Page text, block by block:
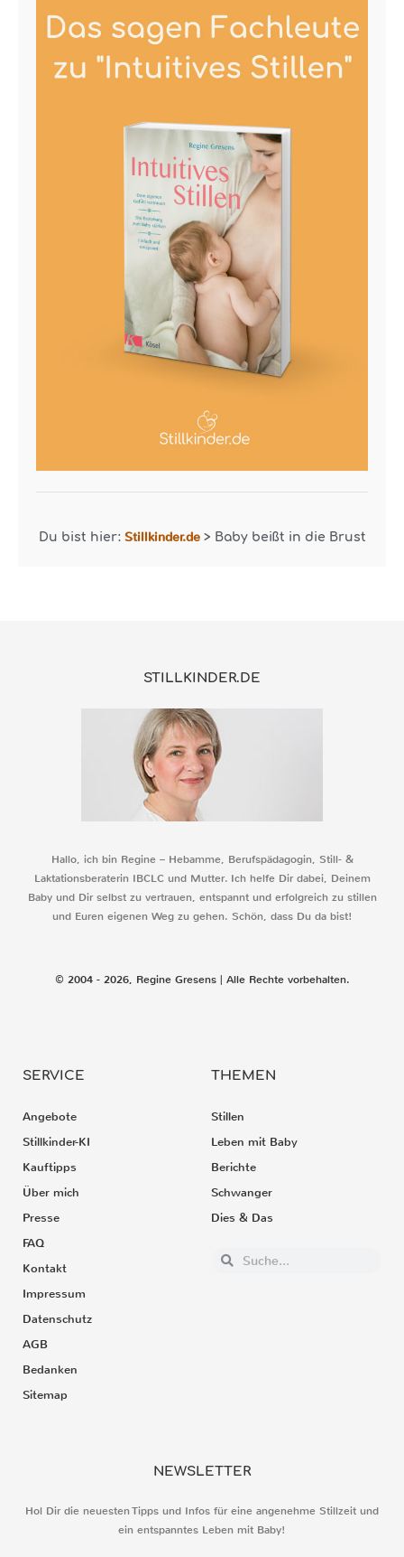
Du bist hier: Stillkinder.de> Baby beißt in die Brust
STILLKINDER.DE
Hallo, ich bin Regine – Hebamme, Berufspädagogin, Still- &
Laktationsberaterin IBCLC und Mutter. Ich helfe Dir dabei, Deinem
Baby und Dir selbst zu vertrauen, entspannt und erfolgreich zu stillen
und Euren eigenen Weg zu gehen. Schön, dass Du da bist!
© 2004 - 2026, Regine Gresens | Alle Rechte vorbehalten.
SERVICE
Angebote
Stillkinder-KI
Kauftipps
Über mich
Presse
FAQ
Kontakt
Impressum
Datenschutz
AGB
Bedanken
Sitemap
THEMEN
Stillen
Leben mit Baby
Berichte
Schwanger
Dies & Das
NEWSLETTER
Hol Dir die neuesten Tipps und Infos für eine angenehme Stillzeit und
ein entspanntes Leben mit Baby!